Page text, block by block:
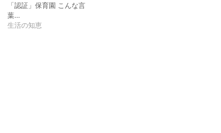
「認証」保育園 こんな言
葉…
生活の知恵